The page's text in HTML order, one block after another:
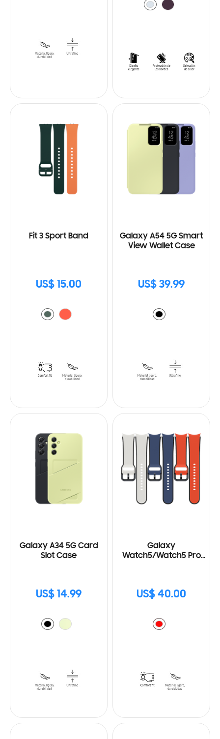
Fit 3 Sport Band
US$ 15.00
Galaxy A54 5G Smart
View Wallet Case
US$ 39.99
Galaxy A34 5G Card
Slot Case
US$ 14.99
Galaxy
Watch5/Watch5 Pro
US$ 40.00